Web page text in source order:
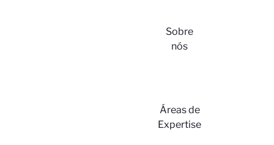
Sobre
nós
Áreas de
Expertise
Login